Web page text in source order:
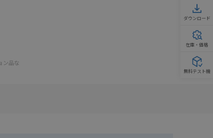
ン品な
ダウンロード
在庫・価格
無料テスト機